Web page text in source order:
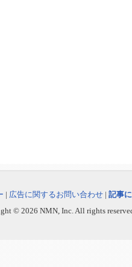
| 広告に関するお問い合わせ | 記事
© 2026 NMN, Inc. All rights